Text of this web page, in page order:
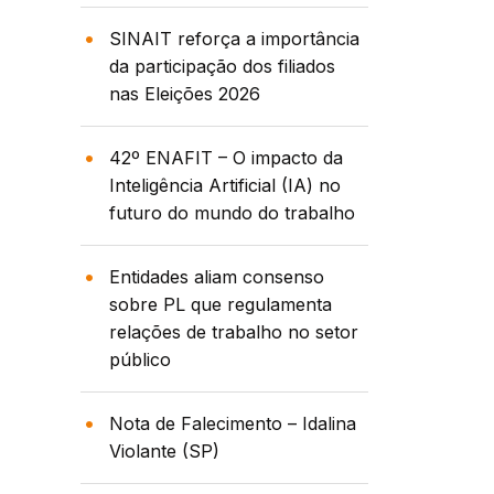
SINAIT reforça a importância
da participação dos filiados
nas Eleições 2026
42º ENAFIT – O impacto da
Inteligência Artificial (IA) no
futuro do mundo do trabalho
Entidades aliam consenso
sobre PL que regulamenta
relações de trabalho no setor
público
Nota de Falecimento – Idalina
Violante (SP)